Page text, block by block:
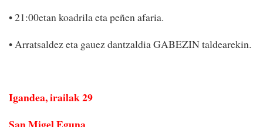
• 21:00etan koadrila eta peñen afaria.
• Arratsaldez eta gauez dantzaldia GABEZIN taldearekin.
Igandea, irailak 29
San Migel Eguna